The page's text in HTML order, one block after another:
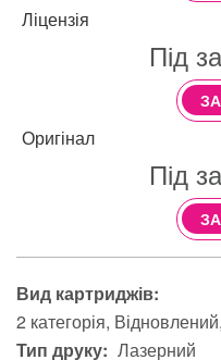
Ліцензія
Під
Оригінал
Під
Вид картриджів:
2 категорія Відновлений
Тип друку: Лазерний